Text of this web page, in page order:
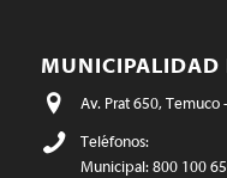
MUNICIPALIDAD
Av. Prat 650, Temuco
Teléfonos:
Municipal: 800 100